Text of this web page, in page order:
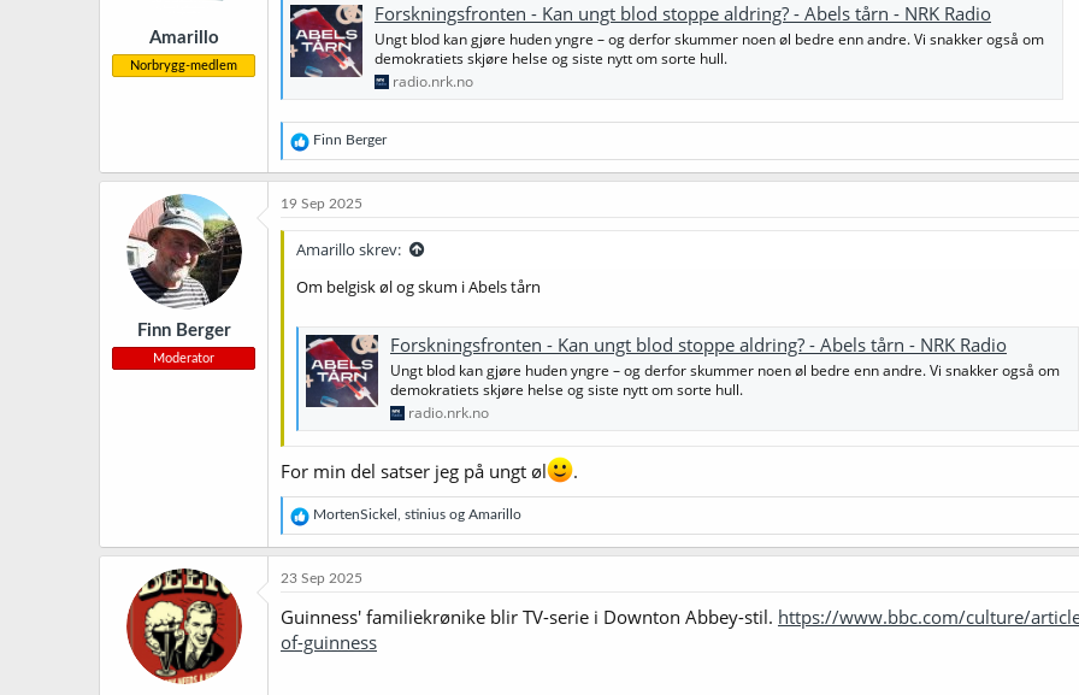
Amarillo
Norbrygg-medlem
Forskningsfronten - Kan ungt blod stoppe aldring? - Abels tårn - NRK Radio
Ungt blod kan gjøre huden yngre – og derfor skummer noen øl bedre enn andre. Vi snakker også om
demokratiets skjøre helse og siste nytt om sorte hull.
radio.nrk.no
R
e
a
j
o
e
Finn Berger
Finn Berger
Moderator
19 Sep 2025
Amarillo skrev:
Om belgisk øl og skum i Abels tårn
Forskningsfronten - Kan ungt blod stoppe aldring? - Abels tårn - NRK Radio
Ungt blod kan gjøre huden yngre – og derfor skummer noen øl bedre enn andre. Vi snakker også om
demokratiets skjøre helse og siste nytt om sorte hull.
radio.nrk.no
For min del satser jeg på ungt øl .
R
e
a
o
n
MortenSickel stinius og Amarillo
23 Sep 2025
Guinness' familiekrønike blir TV-serie i Downton Abbey-stil. https://www.bbc.com/culture/
of-guinness